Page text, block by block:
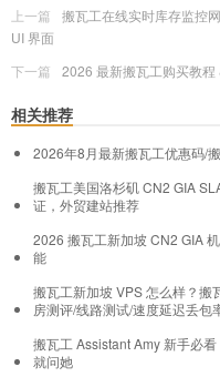
上一篇
搬瓦工在线实时库存监控
UI 界面
下一篇
2026 最新搬瓦工购买教程
相关推荐
2026年8月最新搬瓦工优惠码/
搬瓦工美国洛杉矶 CN2 GIA
证，外贸建站推荐
2026 搬瓦工新加坡 CN2 GIA
能
搬瓦工新加坡 VPS 怎么样？
房测评/线路测试/速度延迟丢包
搬瓦工 Assistant Amy 新手必
就问她